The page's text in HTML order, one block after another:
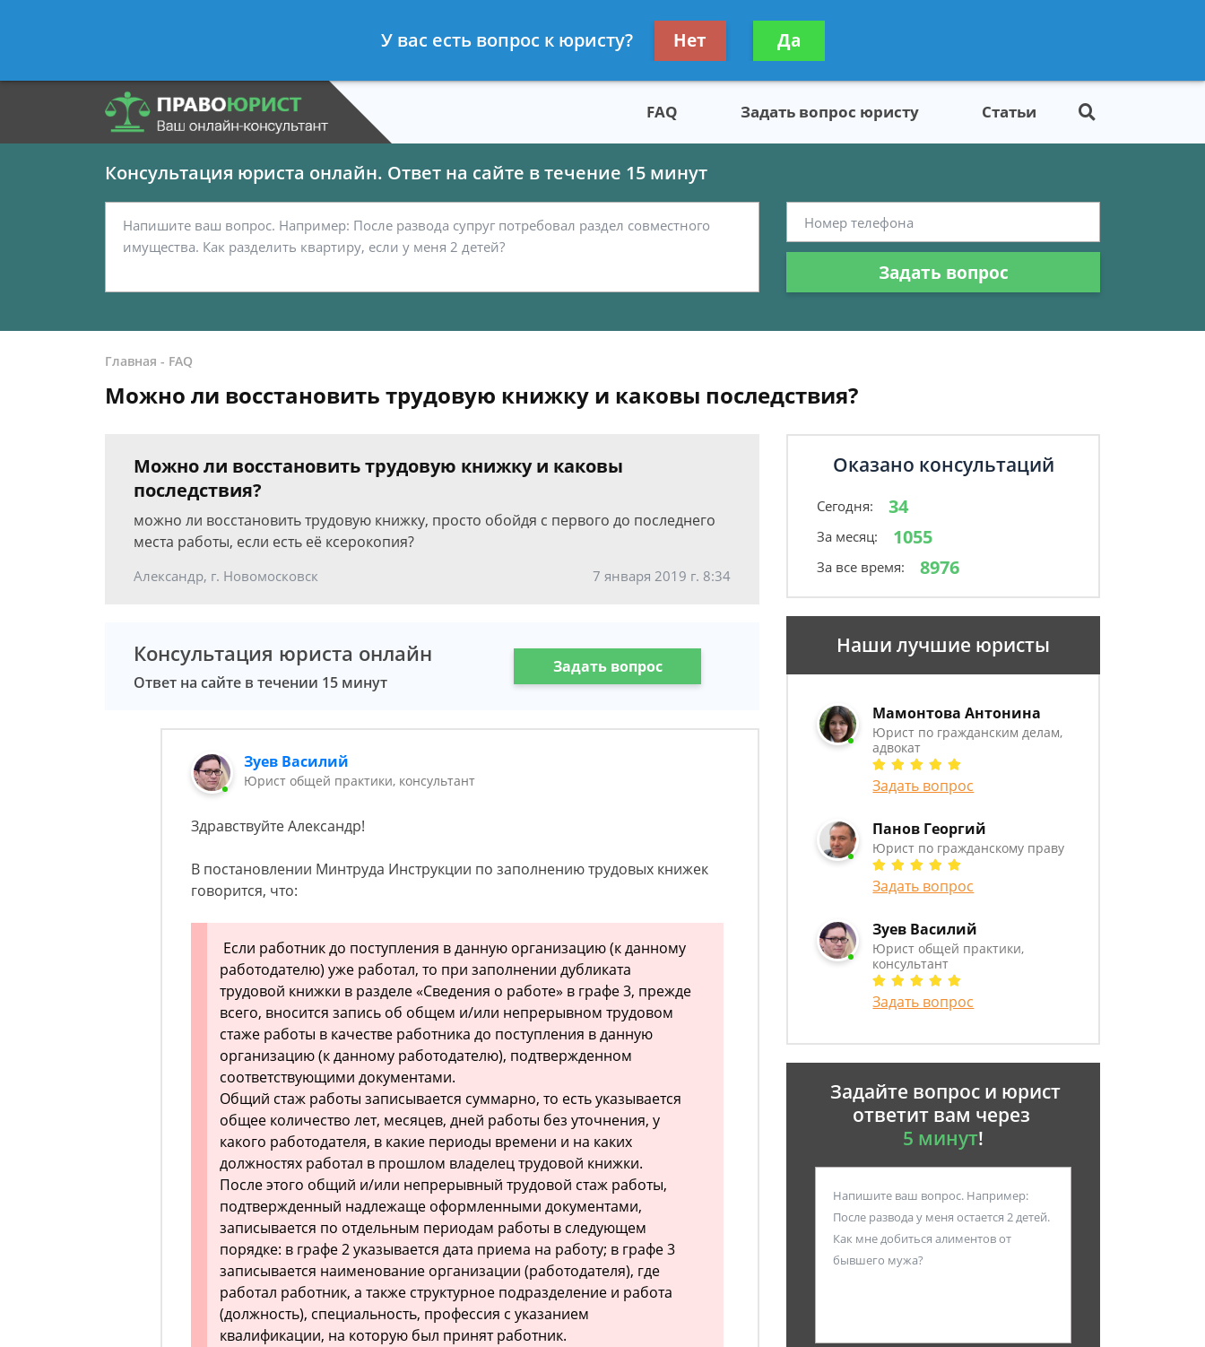
- Юрист по гражданскому праву
Получите консультацию
бесплатно
FAQ Задать вопрос юристу Статьи
Консультация юриста онлайн. Ответ на сайте в течение 15 минут
Задать вопрос
Главная - FAQ
Можно ли восстановить трудовую книжку и каковы последствия?
Можно ли восстановить трудовую книжку и каковы
последствия?
можно ли восстановить трудовую книжку, просто обойдя с первого до последнего
места работы, если есть её ксерокопия?
Александр, г. Новомосковск 7 января 2019 г. 8:34
Консультация юриста онлайн
Ответ на сайте в течении 15 минут
Задать вопрос
Зуев Василий
Юрист общей практики, консультант
Здравствуйте Александр!
В постановлении Минтруда Инструкции по заполнению трудовых книжек
говорится, что:
Если работник до поступления в данную организацию (к данному
работодателю) уже работал, то при заполнении дубликата
трудовой книжки в разделе «Сведения о работе» в графе 3, прежде
всего, вносится запись об общем и/или непрерывном трудовом
стаже работы в качестве работника до поступления в данную
организацию (к данному работодателю), подтвержденном
соответствующими документами.
Общий стаж работы записывается суммарно, то есть указывается
общее количество лет, месяцев, дней работы без уточнения, у
какого работодателя, в какие периоды времени и на каких
должностях работал в прошлом владелец трудовой книжки.
После этого общий и/или непрерывный трудовой стаж работы,
подтвержденный надлежаще оформленными документами,
записывается по отдельным периодам работы в следующем
порядке: в графе 2 указывается дата приема на работу; в графе 3
записывается наименование организации (работодателя), где
работал работник, а также структурное подразделение и работа
(должность), специальность, профессия с указанием
квалификации, на которую был принят работник.
Оказано консультаций
Сегодня: 34
За месяц: 1055
За все время: 8976
Наши лучшие юристы
Мамонтова Антонина
Юрист по гражданским делам,
адвокат
Задать вопрос
Панов Георгий
Юрист по гражданскому праву
Задать вопрос
Зуев Василий
Юрист общей практики,
консультант
Задать вопрос
Задайте вопрос и юрист
ответит вам через
5 минут!
У вас есть вопрос к юристу? Нет Да